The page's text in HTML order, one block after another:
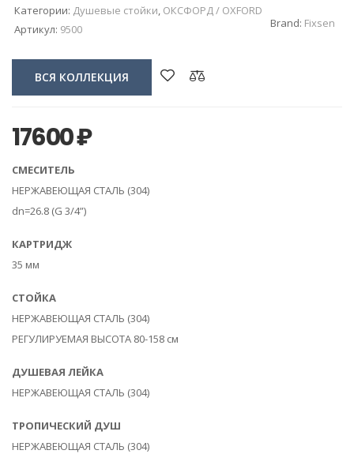
Категории: Душевые стойки, ОКСФОРД / OXFORD
Артикул: 9500 Brand: Fixsen
ВСЯ КОЛЛЕКЦИЯ
17600₽
СМЕСИТЕЛЬ
НЕРЖАВЕЮЩАЯ СТАЛЬ (304)
dn=26.8 (G 3/4”)
КАРТРИДЖ
35 мм
СТОЙКА
НЕРЖАВЕЮЩАЯ СТАЛЬ (304)
РЕГУЛИРУЕМАЯ ВЫСОТА 80-158 см
ДУШЕВАЯ ЛЕЙКА
НЕРЖАВЕЮЩАЯ СТАЛЬ (304)
ТРОПИЧЕСКИЙ ДУШ
НЕРЖАВЕЮЩАЯ СТАЛЬ (304)